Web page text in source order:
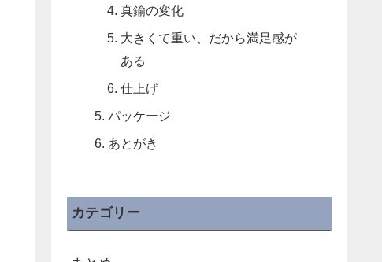
真鍮の変化
大きくて重い、だから満足感が
ある
仕上げ
パッケージ
あとがき
カテゴリー